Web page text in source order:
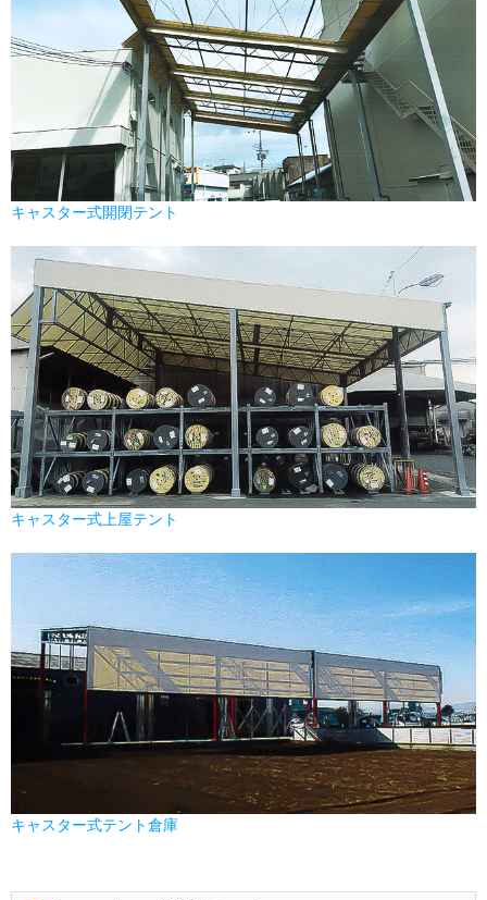
キャスター式開閉テント
キャスター式上屋テント
キャスター式テント倉庫